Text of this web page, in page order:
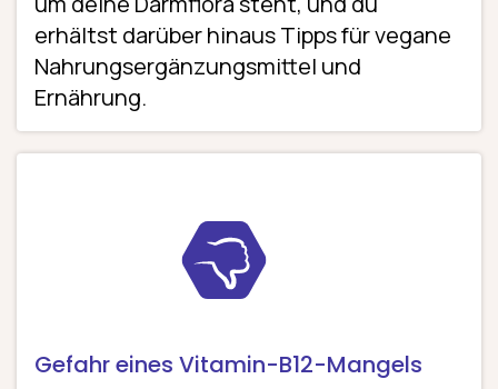
erhältst darüber hinaus Tipps für vegane
Nahrungs­ergänzungs­mittel und
Ernährung.
Gefahr eines Vitamin-B12-Mangels